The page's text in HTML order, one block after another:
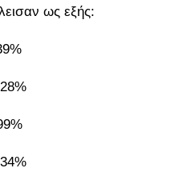
ως εξής: